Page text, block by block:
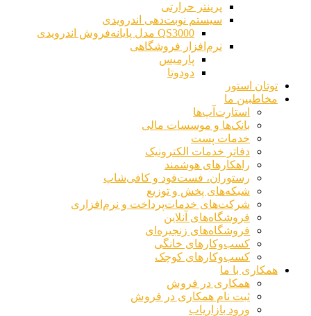
پرینتر حرارتی
سیستم نوبت‌دهی اندرویدی
QS3000 مدل پایانه‌فروش اندرویدی
نرم‌افزار فروشگاهی
پارمیس
دودوتا
توتان استور
مخاطبین ما
استارت‌آپ‌ها
بانک‌ها و موسسات مالی
خدمات پست
دفاتر خدمات الکترونیک
راهکارهای هوشمند
رستوران، فست‌فود و کافی‌شاپ
شبکه‌های پخش و توزیع
شرکت‌های خدمات‌پرداخت و نرم‌افزاری
فروشگاه‌های آنلاین
فروشگاه‌های زنجیره‌ای
کسب‌وکارهای خانگی
کسب‌وکارهای کوچک
همکاری با ما
همکاری در فروش
ثبت نام همکاری در فروش
ورود بازاریاب